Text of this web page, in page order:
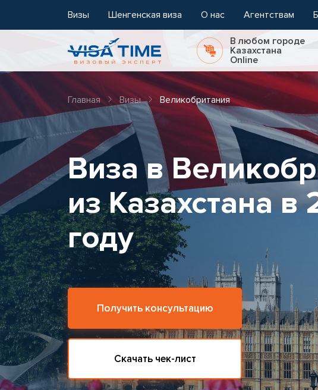
Визы Шенгенская виза О нас Агентствам
В любом городе
Казахстана
Online
Главная Визы Великобритания
Виза в
из Казахстана в
году
Получить консультацию
Скачать чек-лист